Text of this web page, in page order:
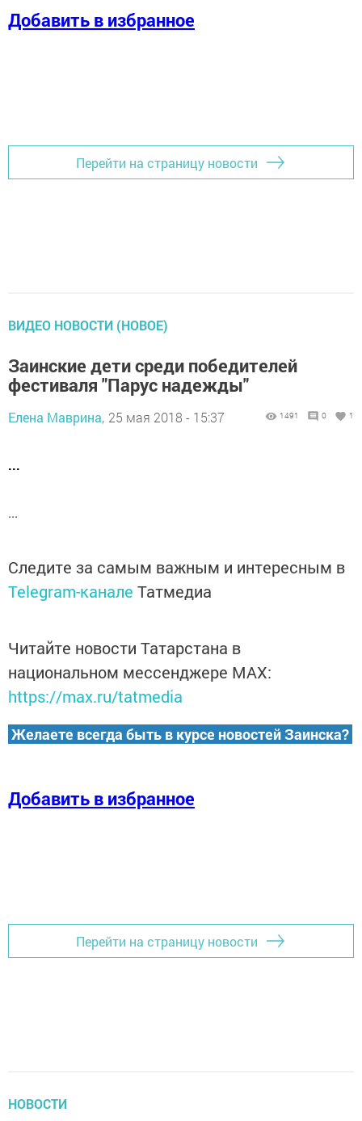
Добавить в избранное
Перейти на страницу новости
ВИДЕО НОВОСТИ (НОВОЕ)
Заинские дети среди победителей
фестиваля "Парус надежды"
Елена Маврина, 25 мая 2018 - 15:37 1491 0 1
...
...
Следите за самым важным и интересным в
Telegram-канале Татмедиа
Читайте новости Татарстана в
национальном мессенджере MАХ:
https://max.ru/tatmedia
Желаете всегда быть в курсе новостей Заинска?
Добавить в избранное
Перейти на страницу новости
НОВОСТИ